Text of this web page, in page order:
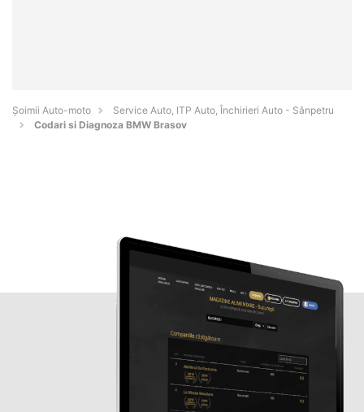
Șoimii Auto-moto
Service Auto, ITP Auto, Închirieri Auto - Sânpetru
Codari si Diagnoza BMW Brasov